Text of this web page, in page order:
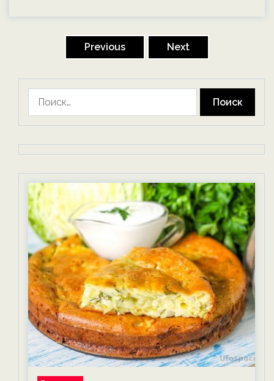
Previous Next